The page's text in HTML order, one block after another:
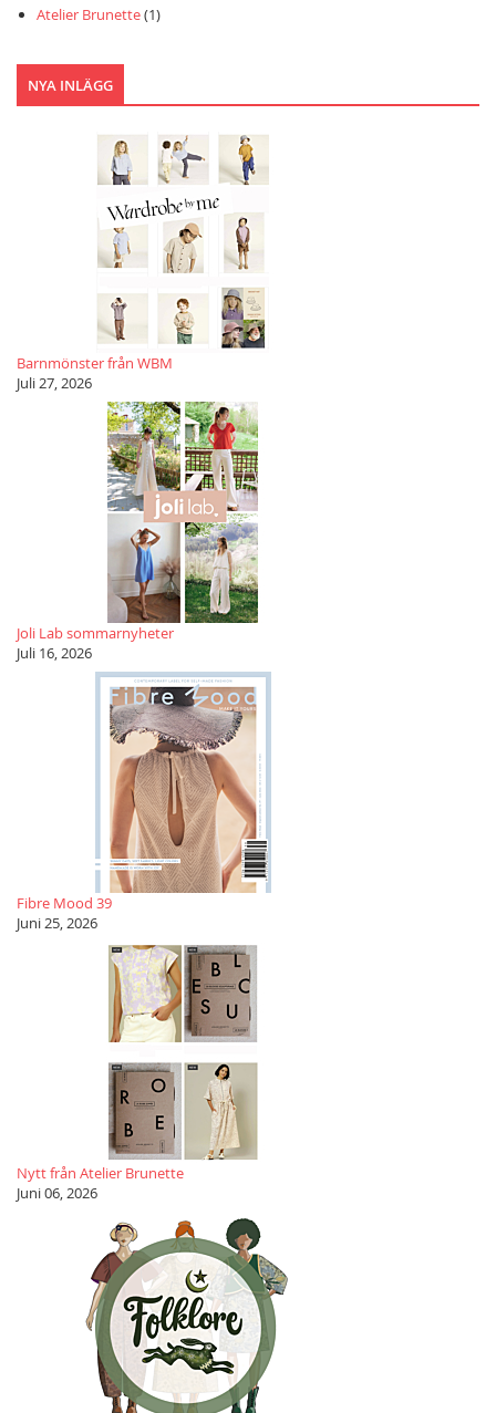
Atelier Brunette(1)
NYA INLÄGG
Barnmönster från WBM
Juli 27, 2026
Joli Lab sommarnyheter
Juli 16, 2026
Fibre Mood 39
Juni 25, 2026
Nytt från Atelier Brunette
Juni 06, 2026